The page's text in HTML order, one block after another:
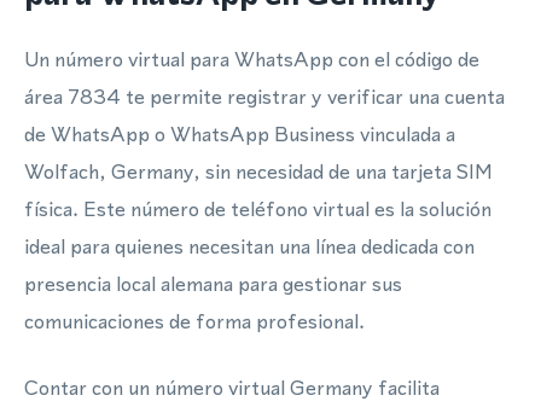
Un número virtual para WhatsApp con el código de
área 7834 te permite registrar y verificar una cuenta
de WhatsApp o WhatsApp Business vinculada a
Wolfach, Germany, sin necesidad de una tarjeta SIM
física. Este número de teléfono virtual es la solución
ideal para quienes necesitan una línea dedicada con
presencia local alemana para gestionar sus
comunicaciones de forma profesional.
Contar con un número virtual Germany facilita